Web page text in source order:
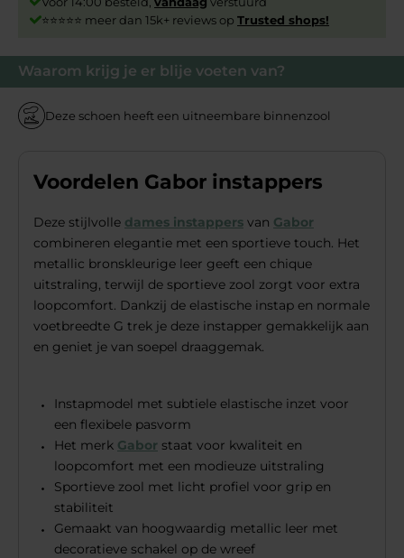
Waarom krijg je er blije voeten van?
Deze schoen heeft een uitneembare binnenzool
Voordelen Gabor instappers
Deze stijlvolle dames instappers van Gabor
combineren elegantie met een sportieve touch. Het
metallic bronskleurige leer geeft een chique
uitstraling, terwijl de sportieve zool zorgt voor extra
loopcomfort. Dankzij de elastische instap en normale
voetbreedte G trek je deze instapper gemakkelijk aan
en geniet je van soepel draaggemak.
Instapmodel met subtiele elastische inzet voor
een flexibele pasvorm
Het merk Gabor staat voor kwaliteit en
loopcomfort met een modieuze uitstraling
Sportieve zool met licht profiel voor grip en
stabiliteit
Gemaakt van hoogwaardig metallic leer met
decoratieve schakel op de wreef
⭐⭐⭐⭐⭐ meer dan 15k+ reviews op Trusted shops!